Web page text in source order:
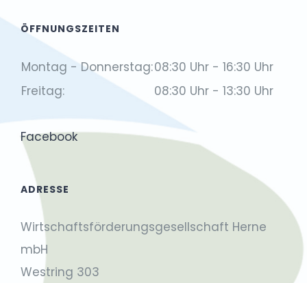
ÖFFNUNGSZEITEN
Montag - Donnerstag:08:30 Uhr - 16:30 Uhr
Freitag:
08:30 Uhr - 13:30 Uhr
Facebook
ADRESSE
Wirtschaftsförderungsgesellschaft Herne
mbH
Westring 303